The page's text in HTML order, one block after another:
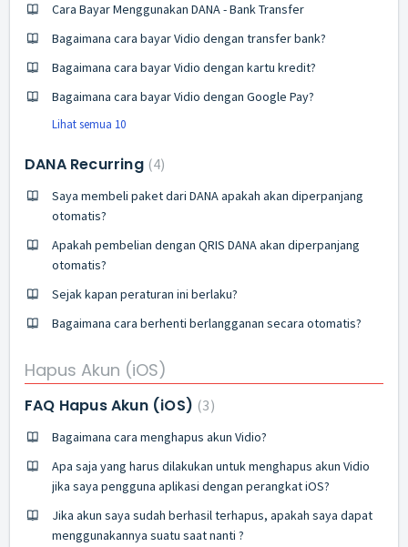
Cara Bayar Menggunakan DANA - Bank Transfer
Bagaimana cara bayar Vidio dengan transfer bank?
Bagaimana cara bayar Vidio dengan kartu kredit?
Bagaimana cara bayar Vidio dengan Google Pay?
Lihat semua 10
DANA Recurring 4
Saya membeli paket dari DANA apakah akan diperpanjang
otomatis?
Apakah pembelian dengan QRIS DANA akan diperpanjang
otomatis?
Sejak kapan peraturan ini berlaku?
Bagaimana cara berhenti berlangganan secara otomatis?
Hapus Akun (iOS)
FAQ Hapus Akun (iOS) 3
Bagaimana cara menghapus akun Vidio?
Apa saja yang harus dilakukan untuk menghapus akun Vidio
jika saya pengguna aplikasi dengan perangkat iOS?
Jika akun saya sudah berhasil terhapus, apakah saya dapat
menggunakannya suatu saat nanti ?